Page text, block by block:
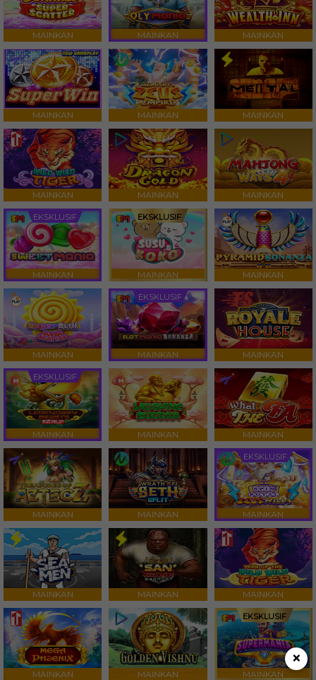
×
MAINKAN MAINKAN MAINKAN
MAINKAN MAINKAN MAINKAN
MAINKAN MAINKAN MAINKAN
EKSKLUSIF
MAINKAN
EKSKLUSIF
MAINKAN MAINKAN
MAINKAN
EKSKLUSIF
MAINKAN MAINKAN
EKSKLUSIF
MAINKAN MAINKAN MAINKAN
MAINKAN MAINKAN
EKSKLUSIF
MAINKAN
MAINKAN MAINKAN MAINKAN
MAINKAN MAINKAN
EKSKLUSIF
MAINKAN